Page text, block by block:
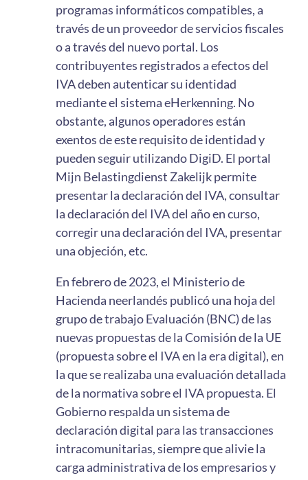
programas informáticos compatibles, a
través de un proveedor de servicios fiscales
o a través del nuevo portal. Los
contribuyentes registrados a efectos del
IVA deben autenticar su identidad
mediante el sistema eHerkenning. No
obstante, algunos operadores están
exentos de este requisito de identidad y
pueden seguir utilizando DigiD. El portal
Mijn Belastingdienst Zakelijk permite
presentar la declaración del IVA, consultar
la declaración del IVA del año en curso,
corregir una declaración del IVA, presentar
una objeción, etc.
En febrero de 2023, el Ministerio de
Hacienda neerlandés publicó una hoja del
grupo de trabajo Evaluación (BNC) de las
nuevas propuestas de la Comisión de la UE
(propuesta sobre el IVA en la era digital), en
la que se realizaba una evaluación detallada
de la normativa sobre el IVA propuesta. El
Gobierno respalda un sistema de
declaración digital para las transacciones
intracomunitarias, siempre que alivie la
carga administrativa de los empresarios y